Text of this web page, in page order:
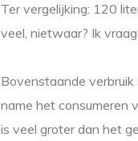
Ter vergelijking: 120
veel, nietwaar? Ik
Bovenstaande
name het consumeren
is veel groter dan het